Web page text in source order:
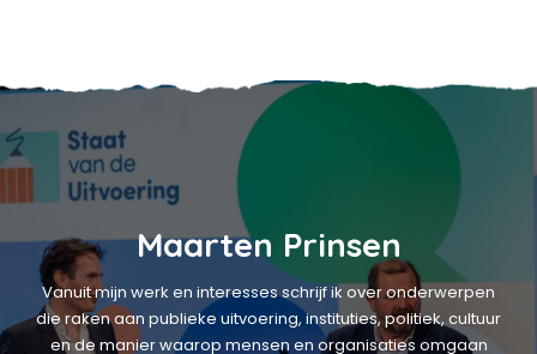
Maarten Prinsen
Vanuit mijn werk en interesses schrijf ik over onderwerpen
die raken aan publieke uitvoering, instituties, politiek, cultuur
en de manier waarop mensen en organisaties omgaan